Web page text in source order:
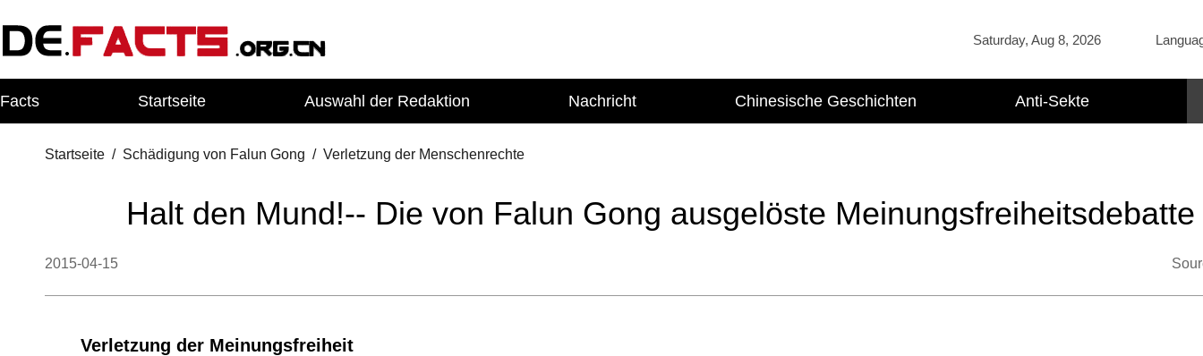
Saturday, Aug 8, 2026
Facts Startseite Auswahl der Redaktion Nachricht Chinesische Geschichten Anti-Sekte
Startseite / Schädigung von Falun Gong / Verletzung der Menschenrechte
Halt den Mund!-- Die von Falun Gong ausgelöste Meinungsfreiheitsdebatte
2015-04-15
Verletzung der Meinungsfreiheit